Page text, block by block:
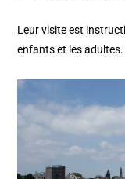
Leur visite est
enfants et les adultes.